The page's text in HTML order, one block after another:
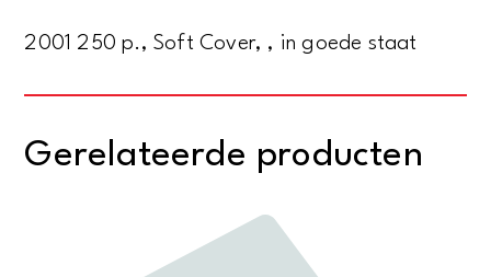
te
2001 250 p., Soft Cover, , in goede staat
Gerelateerde producten